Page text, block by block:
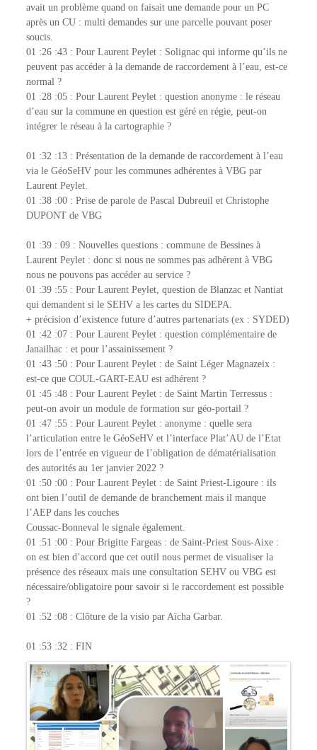
avait un problème quand on faisait une demande pour un PC
après un CU : multi demandes sur une parcelle pouvant poser
soucis.
01 :26 :43 : Pour Laurent Peylet : Solignac qui informe qu’ils ne
peuvent pas accéder à la demande de raccordement à l’eau, est-ce
normal ?
01 :28 :05 : Pour Laurent Peylet : question anonyme : le réseau
d’eau sur la commune en question est géré en régie, peut-on
intégrer le réseau à la cartographie ?
01 :32 :13 : Présentation de la demande de raccordement à l’eau
via le GéoSeHV pour les communes adhérentes à VBG par
Laurent Peylet.
01 :38 :00 : Prise de parole de Pascal Dubreuil et Christophe
DUPONT de VBG
01 :39 : 09 : Nouvelles questions : commune de Bessines à
Laurent Peylet : donc si nous ne sommes pas adhérent à VBG
nous ne pouvons pas accéder au service ?
01 :39 :55 : Pour Laurent Peylet, question de Blanzac et Nantiat
qui demandent si le SEHV a les cartes du SIDEPA.
+ précision d’existence future d’autres partenariats (ex : SYDED)
01 :42 :07 : Pour Laurent Peylet : question complémentaire de
Janailhac : et pour l’assainissement ?
01 :43 :50 : Pour Laurent Peylet : de Saint Léger Magnazeix :
est-ce que COUL-GART-EAU est adhérent ?
01 :45 :48 : Pour Laurent Peylet : de Saint Martin Terressus :
peut-on avoir un module de formation sur géo-portail ?
01 :47 :55 : Pour Laurent Peylet : anonyme : quelle sera
l’articulation entre le GéoSeHV et l’interface Plat’AU de l’Etat
lors de l’entrée en vigueur de l’obligation de dématérialisation
des autorités au 1er janvier 2022 ?
01 :50 :00 : Pour Laurent Peylet : de Saint Priest-Ligoure : ils
ont bien l’outil de demande de branchement mais il manque
l’AEP dans les couches
Coussac-Bonneval le signale également.
01 :51 :00 : Pour Brigitte Fargeas : de Saint-Priest Sous-Aixe :
on est bien d’accord que cet outil nous permet de visualiser la
présence des réseaux mais une consultation SEHV ou VBG est
nécessaire/obligatoire pour savoir si le raccordement est possible
?
01 :52 :08 : Clôture de la visio par Aïcha Garbar.
01 :53 :32 : FIN